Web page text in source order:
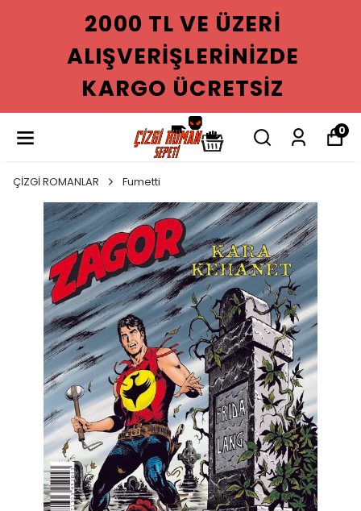
2000 TL VE ÜZERI
ALIŞVERIŞLERINIZDE
KARGO ÜCRETSIZ
0
ÇİZGİ ROMANLAR Fumetti